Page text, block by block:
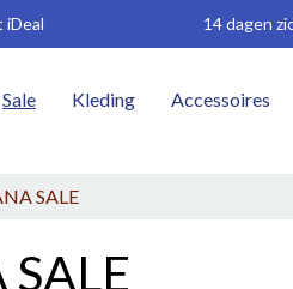
iDeal 14 dagen
Sale Kleding Accessoires
SALE